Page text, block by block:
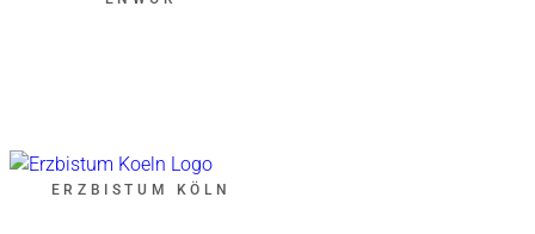
ERZBISTUM KÖLN